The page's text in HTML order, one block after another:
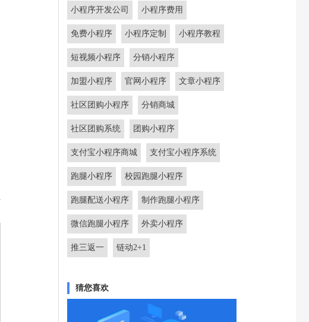
小程序开发公司 小程序费用
免费小程序 小程序定制 小程序教程
短视频小程序 分销小程序
加盟小程序 官网小程序 文章小程序
社区团购小程序 分销商城
社区团购系统 团购小程序
支付宝小程序商城 支付宝小程序系统
跑腿小程序 校园跑腿小程序
跑腿配送小程序 制作跑腿小程序
微信跑腿小程序 外卖小程序
推三返一 链动2+1
猜您喜欢